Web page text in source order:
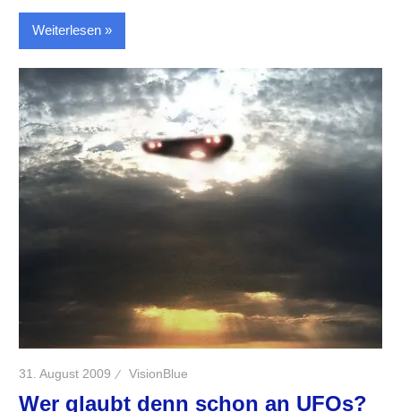
Weiterlesen
31. August 2009 VisionBlue
Wer glaubt denn schon an UFOs?